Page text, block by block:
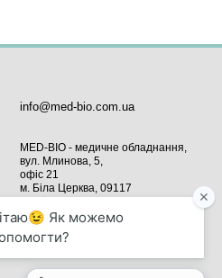
info@med-bio.com.ua
MED-BIO - медичне обладнання,
вул. Млинова, 5,
офіс 21
м. Біла Церква, 09117
Мапа проїзду